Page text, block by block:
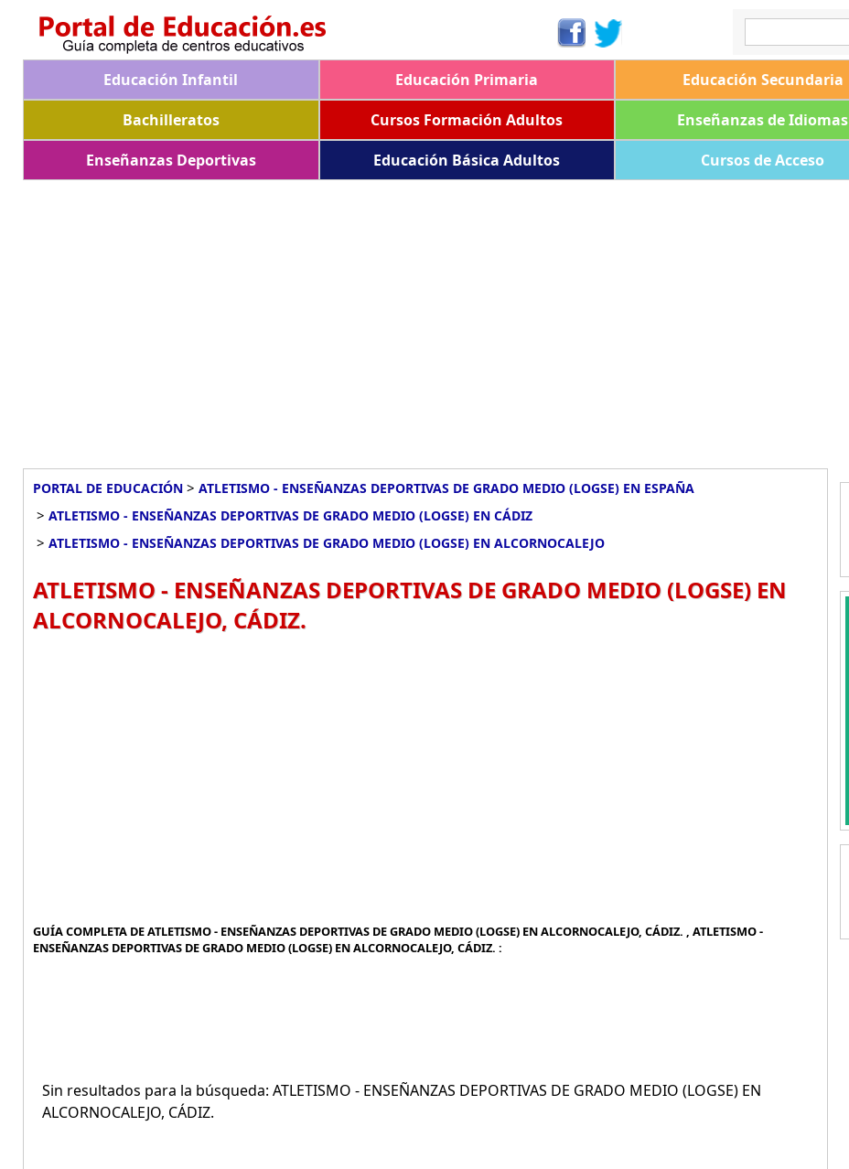
Educación Infantil Educación Primaria Educación Secundaria
Bachilleratos
Cursos Formación Adultos Enseñanzas de Idiomas
Enseñanzas Deportivas
Educación Básica Adultos Cursos de Acceso
PORTAL DE EDUCACIÓN > ATLETISMO - ENSEÑANZAS DEPORTIVAS DE GRADO MEDIO (LOGSE) EN ESPAÑA
> ATLETISMO - ENSEÑANZAS DEPORTIVAS DE GRADO MEDIO (LOGSE) EN CÁDIZ
> ATLETISMO - ENSEÑANZAS DEPORTIVAS DE GRADO MEDIO (LOGSE) EN ALCORNOCALEJO
ATLETISMO - ENSEÑANZAS DEPORTIVAS DE GRADO MEDIO (LOGSE) EN
ALCORNOCALEJO, CÁDIZ.
GUÍA COMPLETA DE ATLETISMO - ENSEÑANZAS DEPORTIVAS DE GRADO MEDIO (LOGSE) EN ALCORNOCALEJO, CÁDIZ. , ATLETISMO -
ENSEÑANZAS DEPORTIVAS DE GRADO MEDIO (LOGSE) EN ALCORNOCALEJO, CÁDIZ. :
Sin resultados para la búsqueda: ATLETISMO - ENSEÑANZAS DEPORTIVAS DE GRADO MEDIO (LOGSE) EN
ALCORNOCALEJO, CÁDIZ.